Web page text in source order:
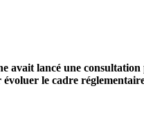
avait lancé une
le cadre